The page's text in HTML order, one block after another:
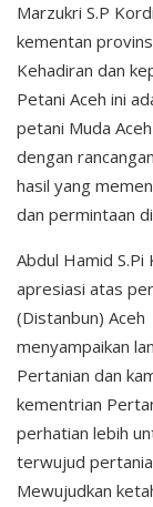
Marzukri S.P
kementan
Kehadiran dan
Petani Aceh ini
petani Muda
dengan
hasil yang
dan permintaan
Abdul Hamid
apresiasi atas
(Distanbun)
menyampaikan
Pertanian dan
kementrian
perhatian lebih
terwujud
Mewujudkan